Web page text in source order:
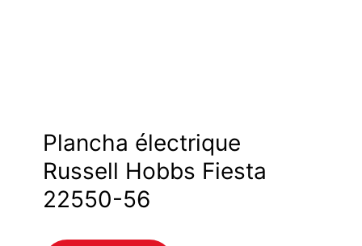
Plancha électrique
Russell Hobbs Fiesta
22550-56